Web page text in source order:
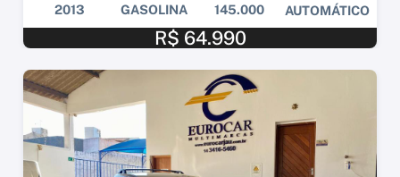
2013 GASOLINA 145.000 AUTOMÁTICO
R$ 64.990